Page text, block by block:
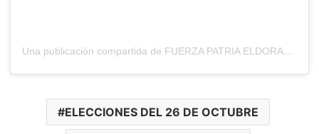
Una publicación compartida de FUERZA PATRIA ELDORADO (@fuerzapatriaeldorado)
ELECCIONES DEL 26 DE OCTUBRE